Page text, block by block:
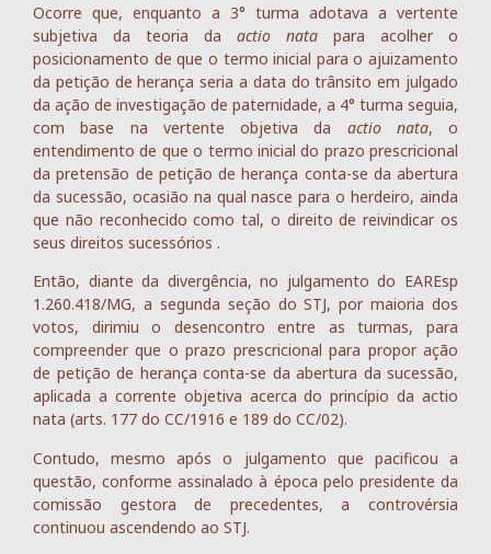
Ocorre que, enquanto a 3° turma adotava a vertente
subjetiva da teoria da actio nata para acolher o
posicionamento de que o termo inicial para o ajuizamento
da petição de herança seria a data do trânsito em julgado
da ação de investigação de paternidade, a 4° turma seguia,
com base na vertente objetiva da actio nata, o
entendimento de que o termo inicial do prazo prescricional
da pretensão de petição de herança conta-se da abertura
da sucessão, ocasião na qual nasce para o herdeiro, ainda
que não reconhecido como tal, o direito de reivindicar os
seus direitos sucessórios .
Então, diante da divergência, no julgamento do EAREsp
1.260.418/MG, a segunda seção do STJ, por maioria dos
votos, dirimiu o desencontro entre as turmas, para
compreender que o prazo prescricional para propor ação
de petição de herança conta-se da abertura da sucessão,
aplicada a corrente objetiva acerca do princípio da actio
nata (arts. 177 do CC/1916 e 189 do CC/02).
Contudo, mesmo após o julgamento que pacificou a
questão, conforme assinalado à época pelo presidente da
comissão gestora de precedentes, a controvérsia
continuou ascendendo ao STJ.